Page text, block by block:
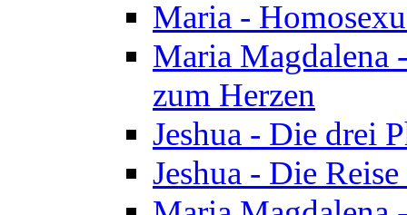
Maria -
Maria Magdalena
zum Herzen
Jeshua - Die drei
Jeshua - Die